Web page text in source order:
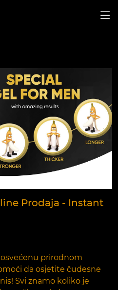
Prodaja - Instant
prirodnom
da osjetite čudesne
Svi znamo koliko je